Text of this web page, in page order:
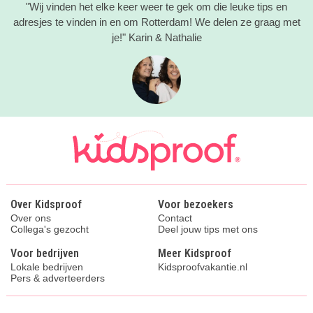
"Wij vinden het elke keer weer te gek om die leuke tips en
adresjes te vinden in en om Rotterdam! We delen ze graag met
je!" Karin & Nathalie
Over Kidsproof
Over ons
Collega's gezocht
Voor bezoekers
Contact
Deel jouw tips met ons
Voor bedrijven
Lokale bedrijven
Pers & adverteerders
Meer Kidsproof
Kidsproofvakantie.nl